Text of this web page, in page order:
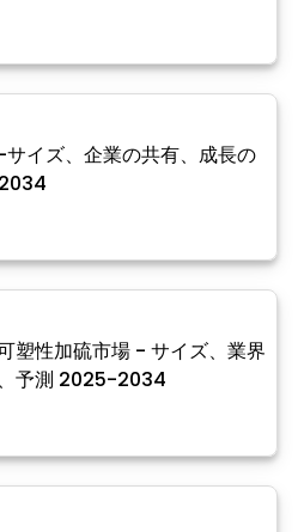
イズ、企業の共有、成長の
塑性加硫市場 - サイズ、業界
予測 2025-2034